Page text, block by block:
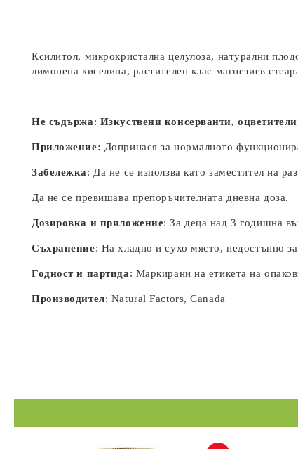
Ксилитол, микрокристална целулоза, натурални
лимонена киселина, растителен клас магнезиев
Не съдържа: Изкуствени консерванти,
Приложение: Допринася за нормалното
Забележка: Да не се използва като заместител на
Да не се превишава препоръчителната дневна доза.
Дозировка и приложение: За деца над 3 годишна
Съхранение: На хладно и сухо място, недостъпно
Годност и партида: Маркирани на етикета на
Производител: Natural Factors, Canada